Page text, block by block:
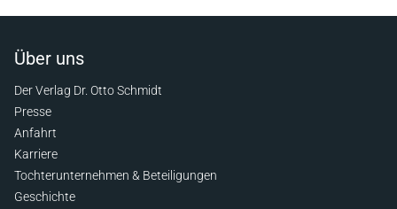
Über uns
Der Verlag Dr. Otto Schmidt
Presse
Anfahrt
Karriere
Tochterunternehmen & Beteiligungen
Geschichte